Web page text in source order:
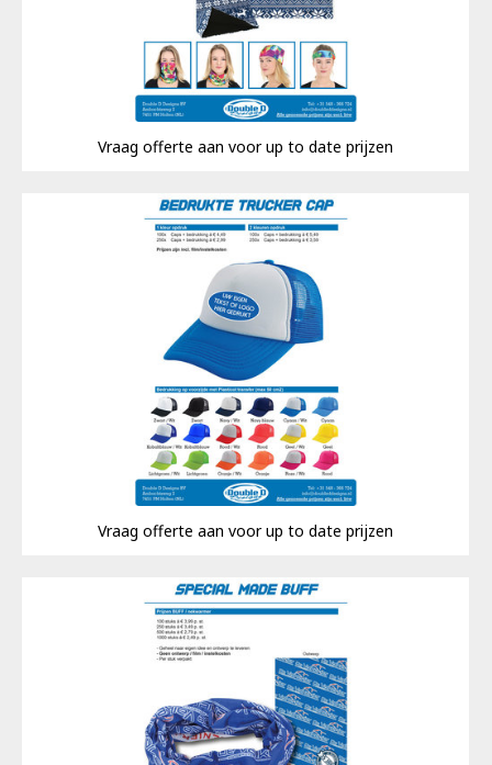
Vraag offerte aan voor up to date prijzen
Vraag offerte aan voor up to date prijzen